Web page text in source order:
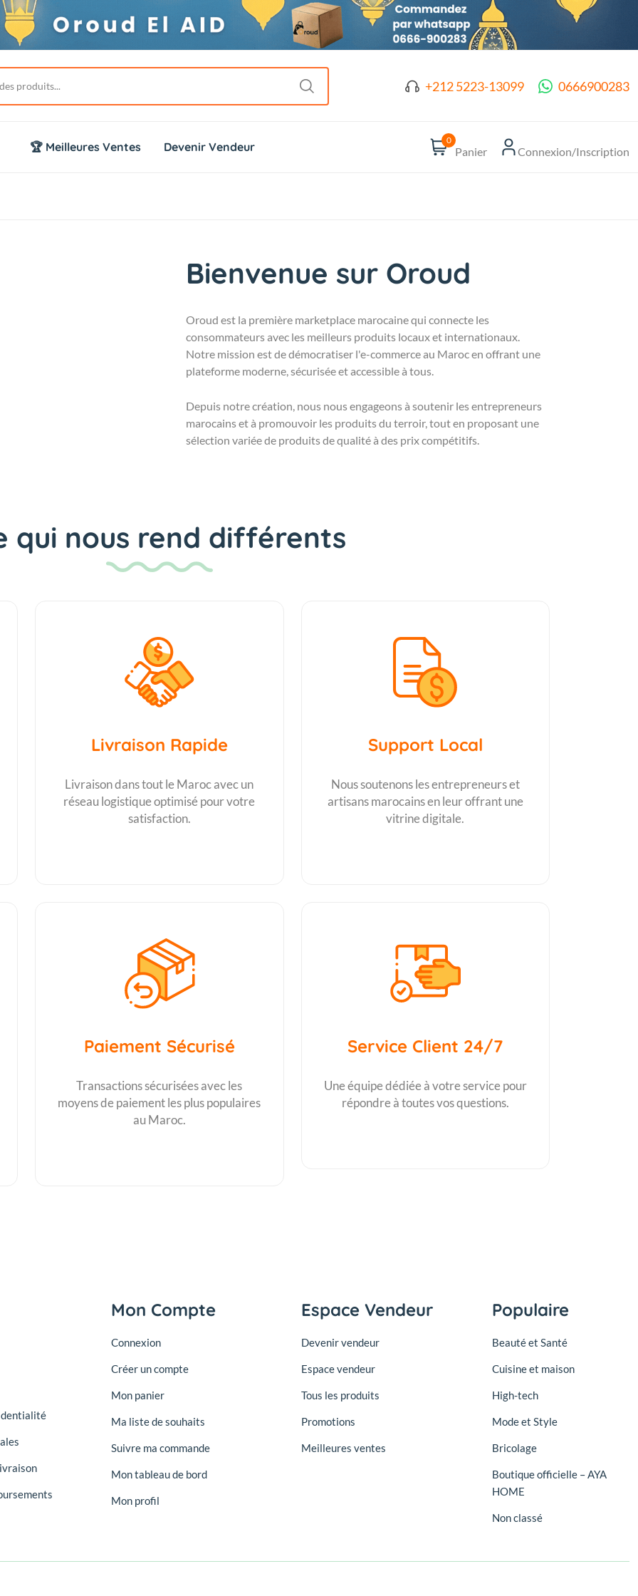
+212 5223-13099 0666900283
🏆 Meilleures Ventes Devenir Vendeur 0
Panier Connexion/Inscription
Bienvenue sur Oroud
Oroud est la première marketplace marocaine qui connecte les
consommateurs avec les meilleurs produits locaux et internationaux.
Notre mission est de démocratiser l'e-commerce au Maroc en offrant une
plateforme moderne, sécurisée et accessible à tous.
Depuis notre création, nous nous engageons à soutenir les entrepreneurs
marocains et à promouvoir les produits du terroir, tout en proposant une
sélection variée de produits de qualité à des prix compétitifs.
qui nous rend différents
Livraison Rapide
Livraison dans tout le Maroc avec un
réseau logistique optimisé pour votre
satisfaction.
Support Local
Nous soutenons les entrepreneurs et
artisans marocains en leur offrant une
vitrine digitale.
Paiement Sécurisé
Transactions sécurisées avec les
moyens de paiement les plus populaires
au Maroc.
Service Client 24/7
Une équipe dédiée à votre service pour
répondre à toutes vos questions.
Mon Compte
Connexion
Créer un compte
Mon panier
Ma liste de souhaits
Suivre ma commande
Mon tableau de bord
Mon profil
Espace Vendeur
Devenir vendeur
Espace vendeur
Tous les produits
Promotions
Meilleures ventes
Populaire
Beauté et Santé
Cuisine et maison
High-tech
Mode et Style
Bricolage
Boutique officielle – AYA
HOME
Non classé